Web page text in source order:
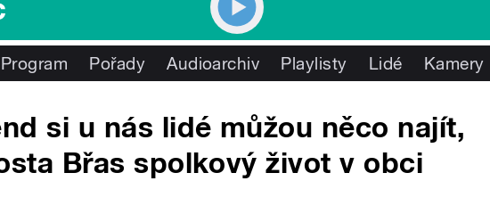
Program Pořady Audioarchiv Playlisty Lidé Kamery
si u nás lidé můžou něco najít,
Břas spolkový život v obci